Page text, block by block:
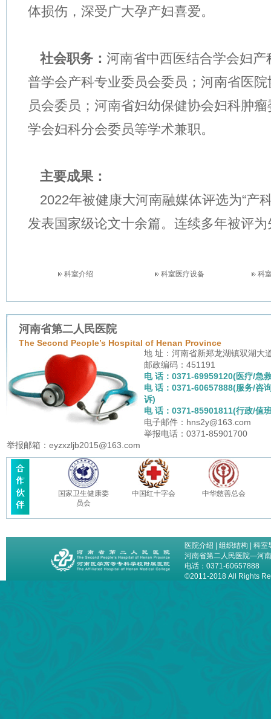
体损伤，深受广大孕产妇喜爱。
社会职务： 河南省中西医结合学会妇
普学会产科专业委员会委员；河南省医
员会委员；河南省妇幼保健协会妇科肿
学会妇科分会委员等学术兼职。
主要成果：
2022年被健康大河南融媒体评选为“产
发表国家级论文十余篇。连续多年被评
科室介绍 科室医疗设备 科
河南省第二人民医院
The Second People’s Hospital of Henan Province
地 址：河南省新郑龙湖镇双湖大
邮政编码：451191
电 话：0371-69959120(医疗/急
电 话：0371-60657888(服务/咨
诉)
电 话：0371-85901811(行政/值
电子邮件：hns2y@163.com
举报电话：0371-85901700
举报邮箱：eyzxzljb2015@163.com
国家卫生健康委
员会
中国红十字会 中华慈善总会
医院介绍 组织结构
科室
河南省第二人民医院—河
电话：0371-60657888
©2011-2018 All Rights